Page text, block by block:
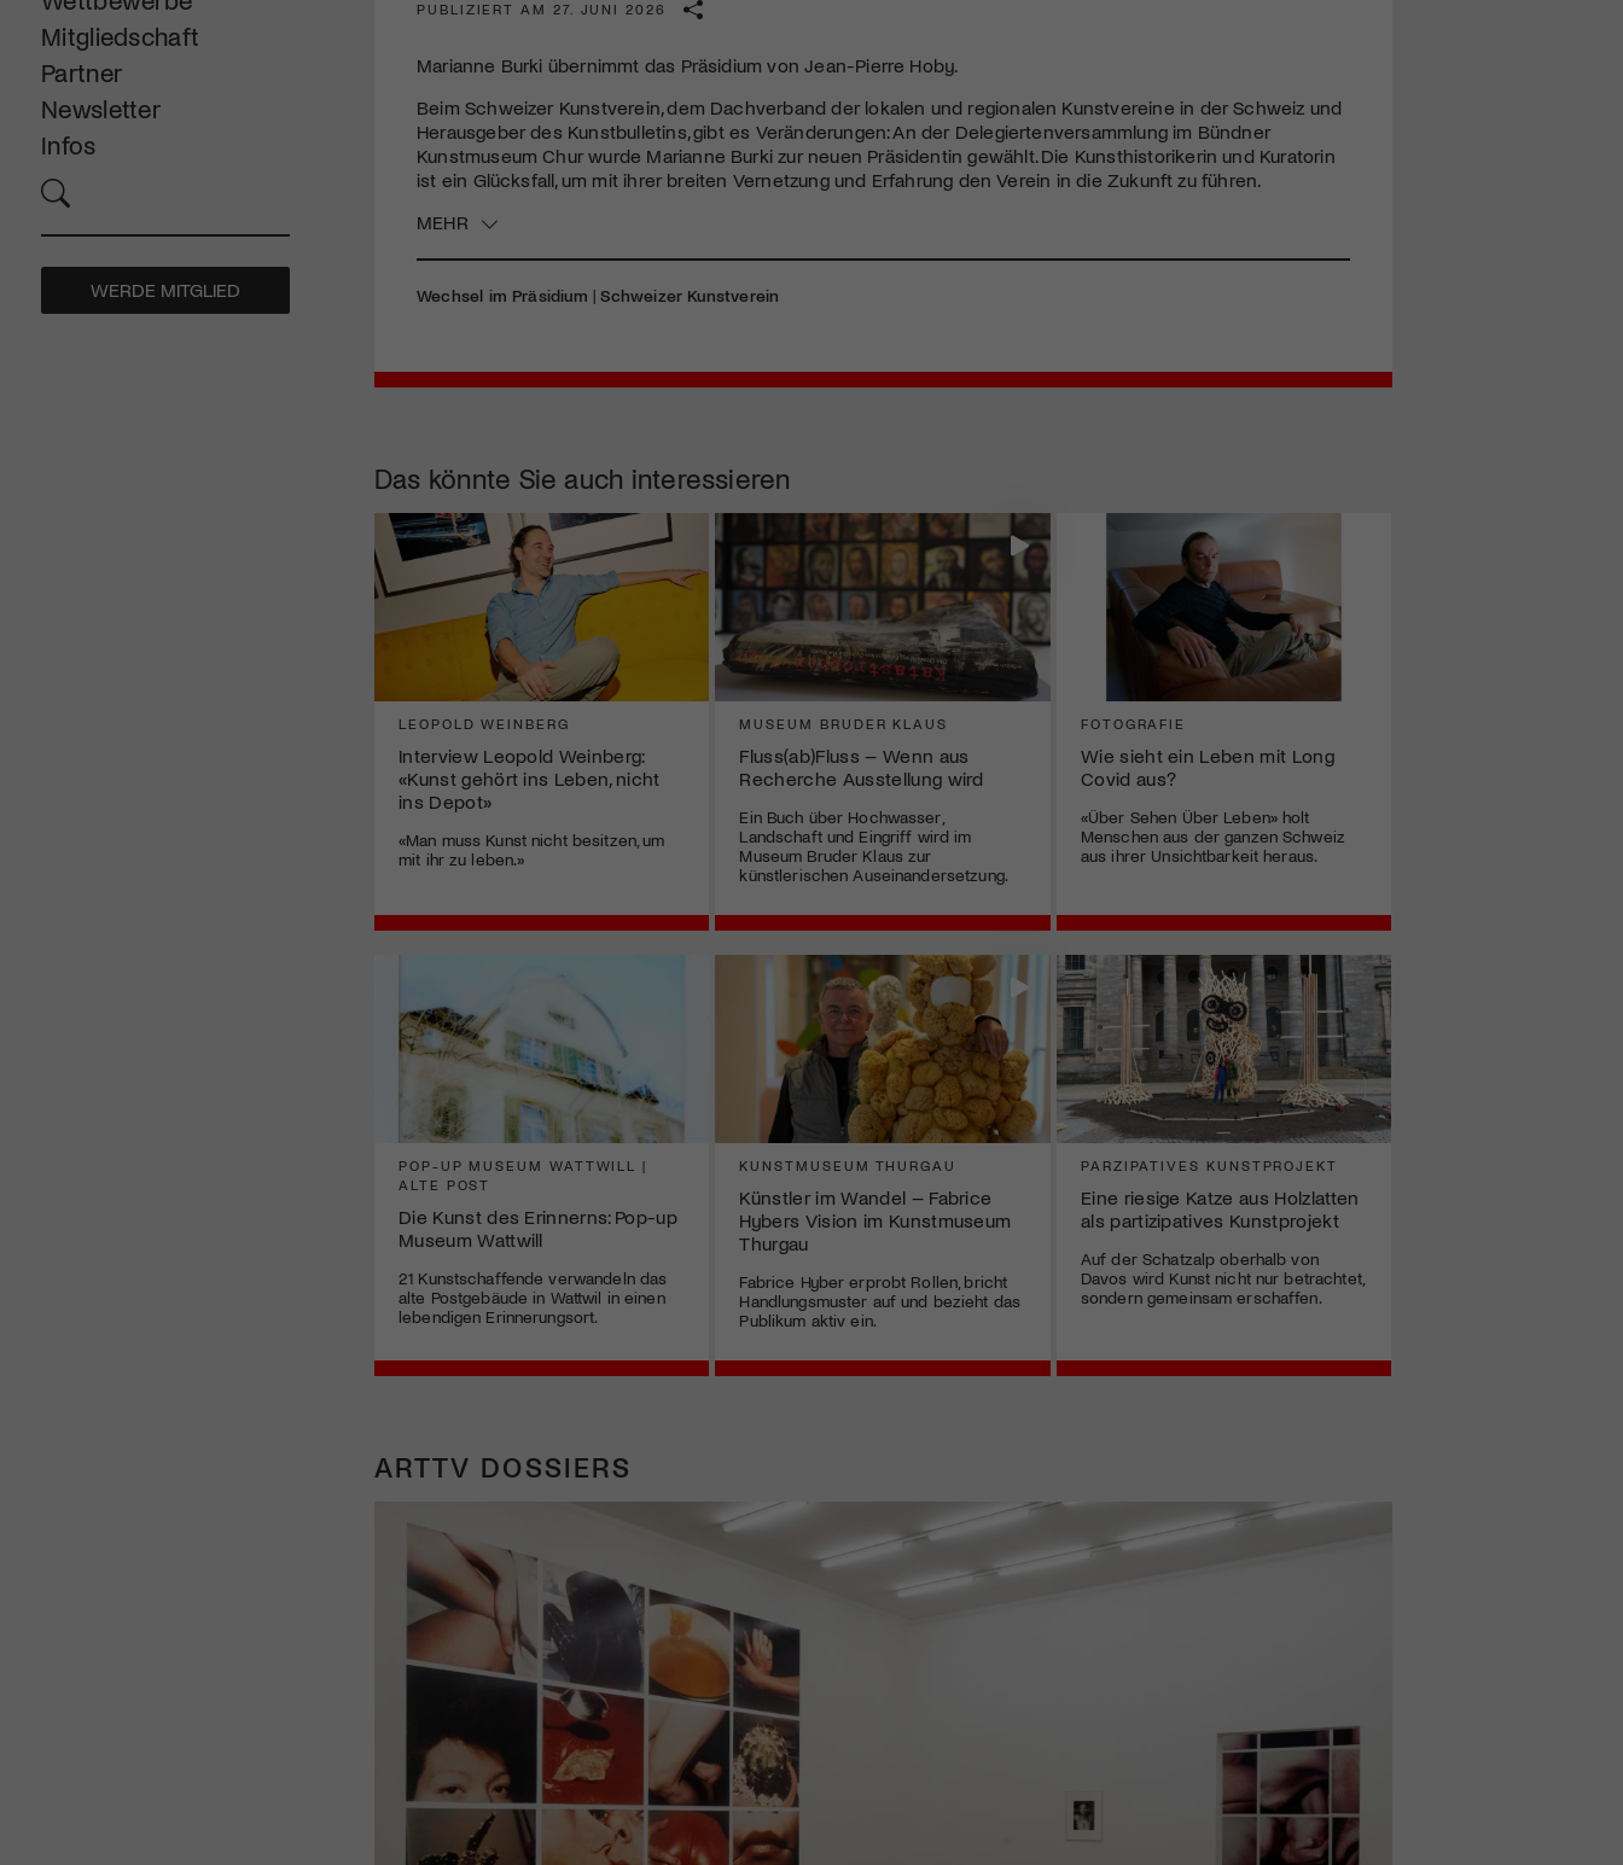
Mitgliedschaft
Partner
Newsletter
Infos
WERDE MITGLIED
PUBLIZIERT AM 27. JUNI 2026
Marianne Burki übernimmt das Präsidium von Jean-Pierre Hoby.
Beim Schweizer Kunstverein, dem Dachverband der lokalen und regionalen Kunstvereine in der Schweiz und
Herausgeber des Kunstbulletins, gibt es Veränderungen: An der Delegiertenversammlung im Bündner
Kunstmuseum Chur wurde Marianne Burki zur neuen Präsidentin gewählt. Die Kunsthistorikerin und Kuratorin
ist ein Glücksfall, um mit ihrer breiten Vernetzung und Erfahrung den Verein in die Zukunft zu führen.
MEHR
Wechsel im Präsidium |Schweizer Kunstverein
Das könnte Sie auch interessieren
LEOPOLD WEINBERG
Interview Leopold Weinberg:
«Kunst gehört ins Leben, nicht
ins Depot»
«Man muss Kunst nicht besitzen, um
mit ihr zu leben.»
MUSEUM BRUDER KLAUS
Fluss(ab)Fluss – Wenn aus
Recherche Ausstellung wird
Ein Buch über Hochwasser,
Landschaft und Eingriff wird im
Museum Bruder Klaus zur
künstlerischen Auseinandersetzung.
FOTOGRAFIE
Wie sieht ein Leben mit Long
Covid aus?
«Über Sehen Über Leben» holt
Menschen aus der ganzen Schweiz
aus ihrer Unsichtbarkeit heraus.
POP-UP MUSEUM WATTWILL |
ALTE POST
Die Kunst des Erinnerns: Pop-up
Museum Wattwill
21 Kunstschaffende verwandeln das
alte Postgebäude in Wattwil in einen
lebendigen Erinnerungsort.
KUNSTMUSEUM THURGAU
Künstler im Wandel – Fabrice
Hybers Vision im Kunstmuseum
Thurgau
Fabrice Hyber erprobt Rollen, bricht
Handlungsmuster auf und bezieht das
Publikum aktiv ein.
PARZIPATIVES KUNSTPROJEKT
Eine riesige Katze aus Holzlatten
als partizipatives Kunstprojekt
Auf der Schatzalp oberhalb von
Davos wird Kunst nicht nur betrachtet,
sondern gemeinsam erschaffen.
ARTTV DOSSIERS